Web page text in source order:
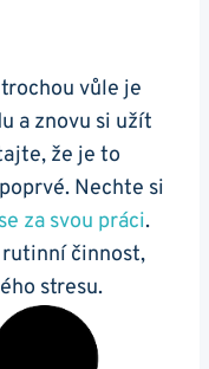
vůle je
a znovu si užít
že je to
Nechte si
za svou práci.
rutinní činnost,
stresu.